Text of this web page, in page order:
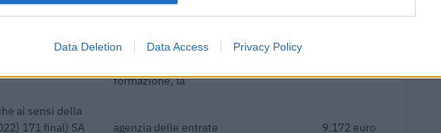
Data Deletion Data Access Privacy Policy
MOBILITA' SOSTENIBILE
degli
Regione Autonoma Valle D'Aosta -
formazione, la
ai sensi della
171 final) SA
agenzia delle entrate 9.172 euro